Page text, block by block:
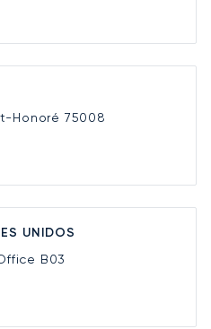
Honoré 75008
UNIDOS
B03